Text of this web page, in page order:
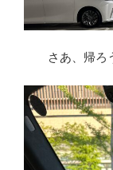
さあ、帰ろう